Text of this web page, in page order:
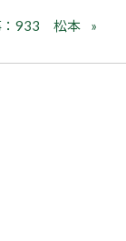
：933 松本